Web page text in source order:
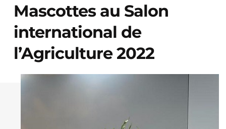
Mascottes au Salon
international de
l’Agriculture 2022